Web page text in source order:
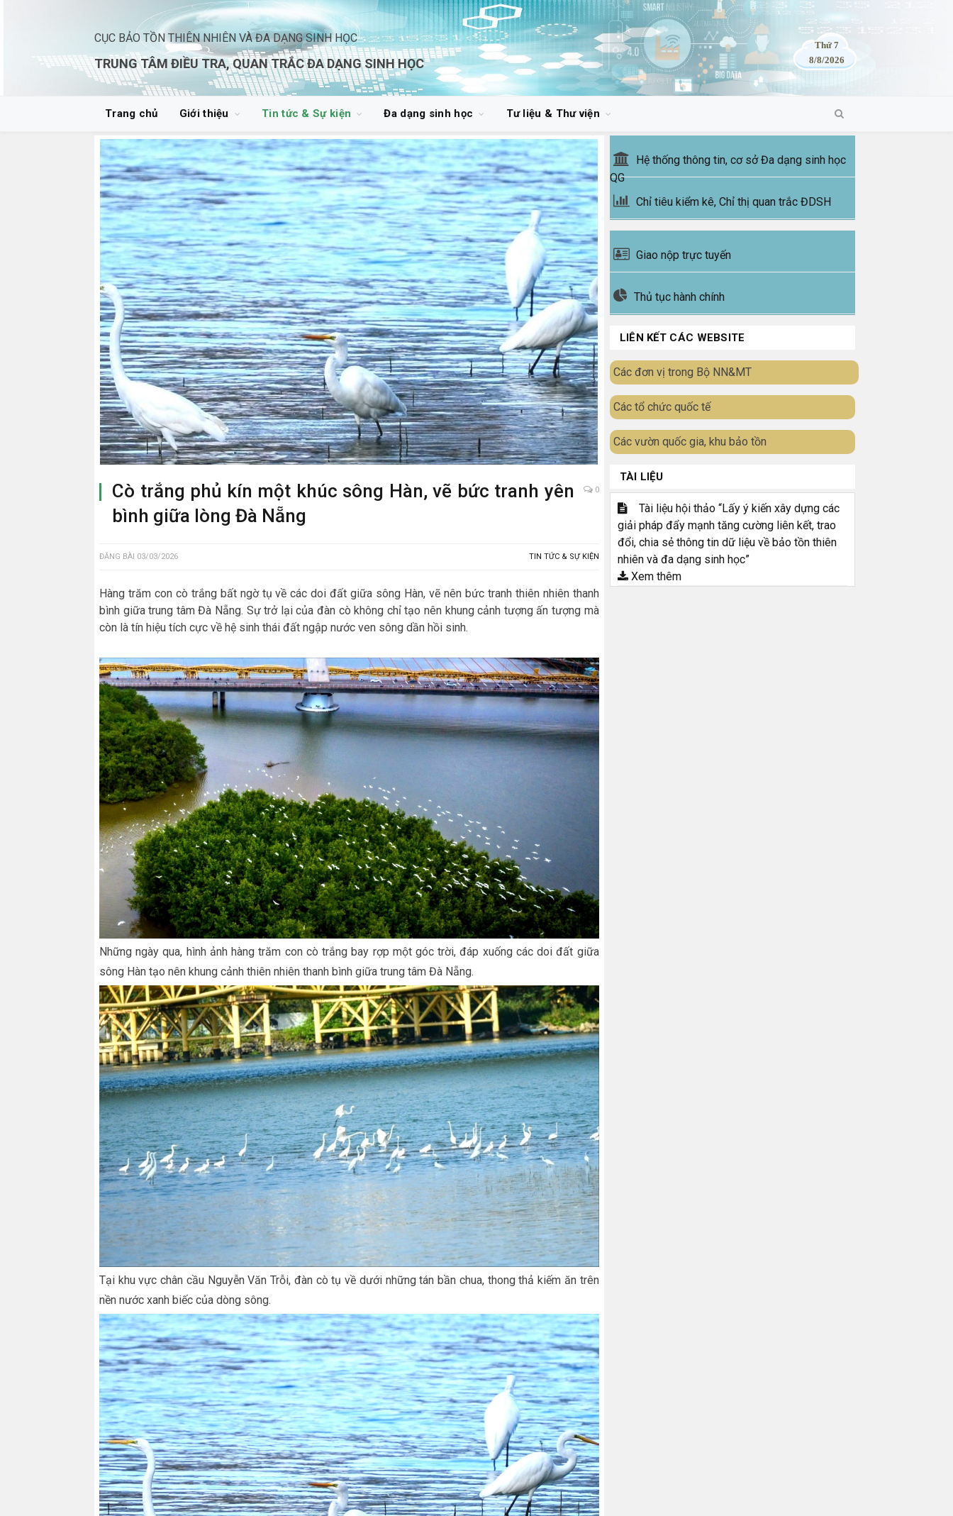
CỤC BẢO TỒN THIÊN NHIÊN VÀ ĐA DẠNG SINH HỌC
TRUNG TÂM ĐIỀU TRA, QUAN TRẮC ĐA DẠNG SINH HỌC
Thứ 7
8/8/2026
Trang chủ Giới thiệu Tin tức & Sự kiện Đa dạng sinh học Tư liệu & Thư viện
Cò trắng phủ kín một khúc sông Hàn, vẽ bức tranh yên
bình giữa lòng Đà Nẵng
0
ĐĂNG BÀI 03/03/2026 TIN TỨC & SỰ KIỆN
Hàng trăm con cò trắng bất ngờ tụ về các doi đất giữa sông Hàn, vẽ nên bức tranh thiên nhiên thanh
bình giữa trung tâm Đà Nẵng. Sự trở lại của đàn cò không chỉ tạo nên khung cảnh tượng ấn tượng mà
còn là tín hiệu tích cực về hệ sinh thái đất ngập nước ven sông dần hồi sinh.
Những ngày qua, hình ảnh hàng trăm con cò trắng bay rợp một góc trời, đáp xuống các doi đất giữa
sông Hàn tạo nên khung cảnh thiên nhiên thanh bình giữa trung tâm Đà Nẵng.
Tại khu vực chân cầu Nguyễn Văn Trỗi, đàn cò tụ về dưới những tán bần chua, thong thả kiếm ăn trên
nền nước xanh biếc của dòng sông.
Hệ thống thông tin, cơ sở Đa dạng sinh học
QG
Chỉ tiêu kiểm kê, Chỉ thị quan trắc ĐDSH
Giao nộp trực tuyến
Thủ tục hành chính
LIÊN KẾT CÁC WEBSITE
Các đơn vị trong Bộ NN&MT
Các tổ chức quốc tế
Các vườn quốc gia, khu bảo tồn
TÀI LIỆU
Tài liệu hội thảo “Lấy ý kiến xây dựng các
giải pháp đẩy mạnh tăng cường liên kết, trao
đổi, chia sẻ thông tin dữ liệu về bảo tồn thiên
nhiên và đa dạng sinh học”
Xem thêm